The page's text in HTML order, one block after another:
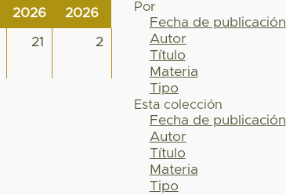
2026
2026
21 2
Por
Fecha de publicación
Autor
Título
Materia
Tipo
Esta colección
Fecha de publicación
Autor
Título
Materia
Tipo